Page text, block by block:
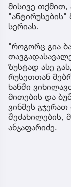
მისივე თქმით,
სერიას.
"როგორც გია
ზუსტად ასე
რუსეთთან
ხანში
მითების და
ვინმეს
შეძახილების,
ანჯაფარიძე.